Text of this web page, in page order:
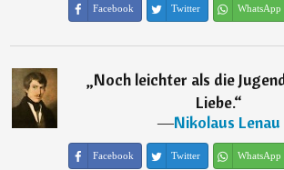
Facebook Twitter WhatsApp
„Noch leichter als die
Liebe.“
―Nikolaus Lenau
Facebook Twitter WhatsApp